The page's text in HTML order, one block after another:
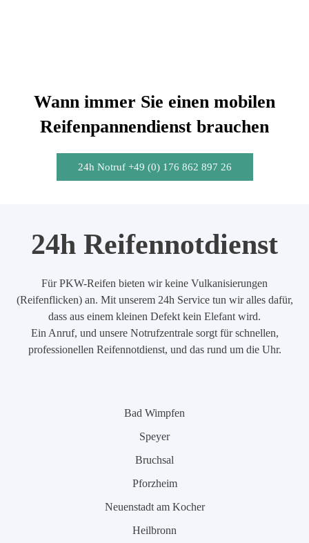
Wann immer Sie einen mobilen
Reifenpannendienst brauchen
24h Notruf +49 (0) 176 862 897 26
24h Reifennotdienst
Für PKW-Reifen bieten wir keine Vulkanisierungen
(Reifenflicken) an. Mit unserem 24h Service tun wir alles dafür,
dass aus einem kleinen Defekt kein Elefant wird.
Ein Anruf, und unsere Notrufzentrale sorgt für schnellen,
professionellen Reifennotdienst, und das rund um die Uhr.
Bad Wimpfen
Speyer
Bruchsal
Pforzheim
Neuenstadt am Kocher
Heilbronn